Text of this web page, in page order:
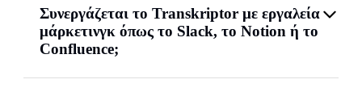
Συνεργάζεται το Transkriptor με εργαλεία
μάρκετινγκ όπως το Slack, το Notion ή το
Confluence;